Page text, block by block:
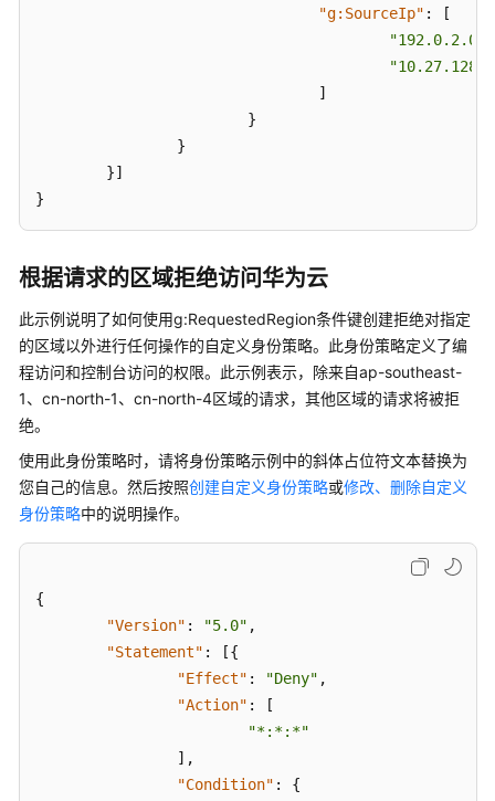
"g:SourceIp" :
[
"192.0.2.0/
]
}
}
}]
}
根据请求的区域拒绝访问华为云
此示例说明了如何使用g:RequestedRegion条件键创建拒绝对指定
的区域以外进行任何操作的自定义身份策略。此身份策略定义了编
程访问和控制台访问的权限。此示例表示，除来自ap-southeast-
1、cn-north-1、cn-north-4区域的请求，其他区域的请求将被拒
绝。
使用此身份策略时，请将身份策略示例中的斜体占位符文本替换为
您自己的信息。然后按照创建自定义身份策略或修改、删除自定义
身份策略中的说明操作。
{
"Version" : "5.0" ,
"Statement" : [{
"Effect" : "Deny" ,
"Action" :
[
"*:*:*"
] ,
"Condition" :
{